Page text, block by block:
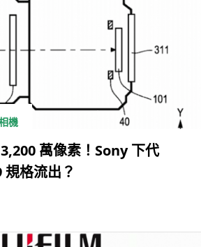
機
萬像素！Sony 下代
規格流出？